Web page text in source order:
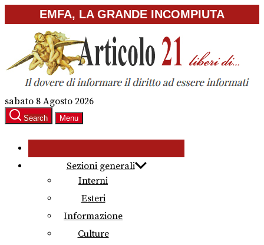
to
content
EMFA, LA GRANDE INCOMPIUTA
sabato 8 Agosto 2026
Search Menu
Sezioni generali
Interni
Esteri
Informazione
Culture